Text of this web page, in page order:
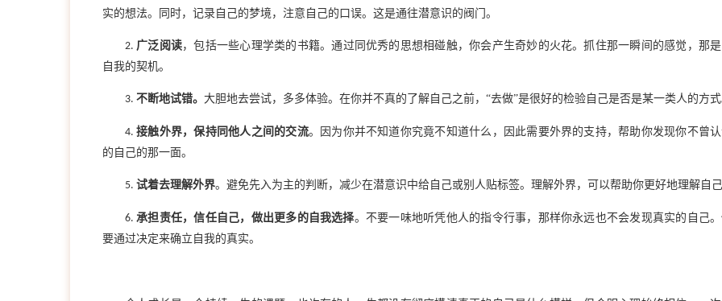
实的想法。同时，记录自己的梦境，注意自己的口误。这是通往潜意识的阀门。
2. 广泛阅读，包括一些心理学类的书籍。通过同优秀的思想相碰触，你会产生奇妙的火花。抓住那一瞬间的感觉，那
自我的契机。
3. 不断地试错。 大胆地去尝试，多多体验。在你并不真的了解自己之前， “去做”是很好的检验自己是否是某一类人的方式
4.接触外界，保持同他人之间的交流。
因为你并不知道你究竟不知道什么，因此需要外界的支持，帮助你发现你不曾认
的自己的那一面。
5. 试着去理解外界。 避免先入为主的判断，减少在潜意识中给自己或别人贴标签。理解外界，可以帮助你更好地理解自己
6.承担责任，信任自己，做出更多的自我选择。 不要一味地听凭他人的指令行事，那样你永远也不会发现真实的自己
要通过决定来确立自我的真实。